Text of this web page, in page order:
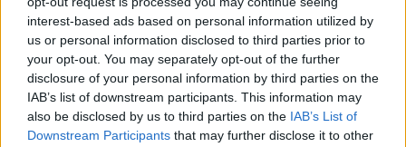
interest-based ads based on personal information utilized by
us or personal information disclosed to third parties prior to
your opt-out. You may separately opt-out of the further
disclosure of your personal information by third parties on the
IAB’s list of downstream participants. This information may
also be disclosed by us to third parties on the IAB’s List of
Downstream Participants that may further disclose it to other